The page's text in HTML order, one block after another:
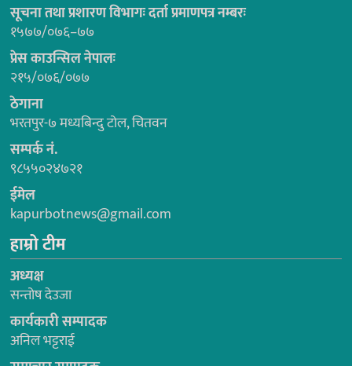
सूचना तथा प्रशारण विभागः दर्ता प्रमाणपत्र नम्बरः
१५७७/०७६–७७
प्रेस काउन्सिल नेपालः
२१५/०७६/०७७
ठेगाना
भरतपुर-७ मध्यबिन्दु टोल, चितवन
सम्पर्क नं.
९८५५०२४७२१
ईमेल
kapurbotnews@gmail.com
हाम्रो टीम
अध्यक्ष
सन्तोष देउजा
कार्यकारी सम्पादक
अनिल भट्टराई